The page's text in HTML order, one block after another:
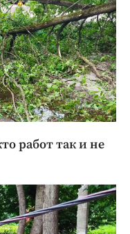
работ так и не